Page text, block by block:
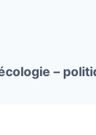
–